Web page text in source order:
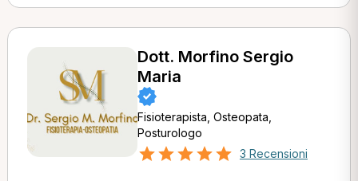
Dott. Morfino Sergio
Maria
Fisioterapista, Osteopata,
Posturologo
3 Recensioni